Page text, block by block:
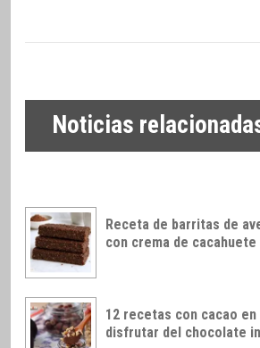
Noticias
Receta de barritas de
con crema de cacahuete
12 recetas con cacao en
disfrutar del chocolate